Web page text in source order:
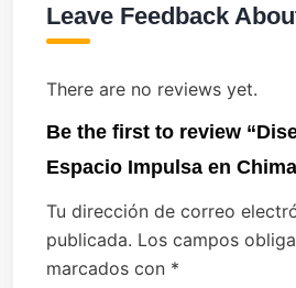
Leave Feedback
There are no reviews yet.
Be the first to review
Espacio Impulsa en
Tu dirección de correo
publicada. Los campos
marcados con *